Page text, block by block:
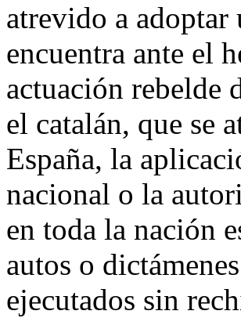
atrevido a adoptar
encuentra ante el
actuación rebelde
el catalán, que se
España, la
nacional o la
en toda la nación
autos o
ejecutados sin